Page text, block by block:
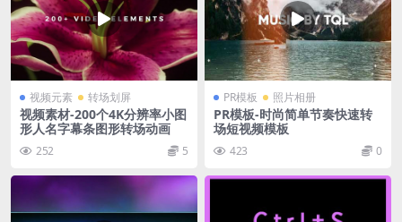
视频元素 转场划屏
视频素材-200个4K分辨率小图
形人名字幕条图形转场动画
252 5
PR模板 照片相册
PR模板-时尚简单节奏快速转
场短视频模板
423 0